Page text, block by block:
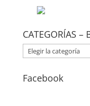
CATEGORÍAS –
CATEGORÍAS
–
Facebook